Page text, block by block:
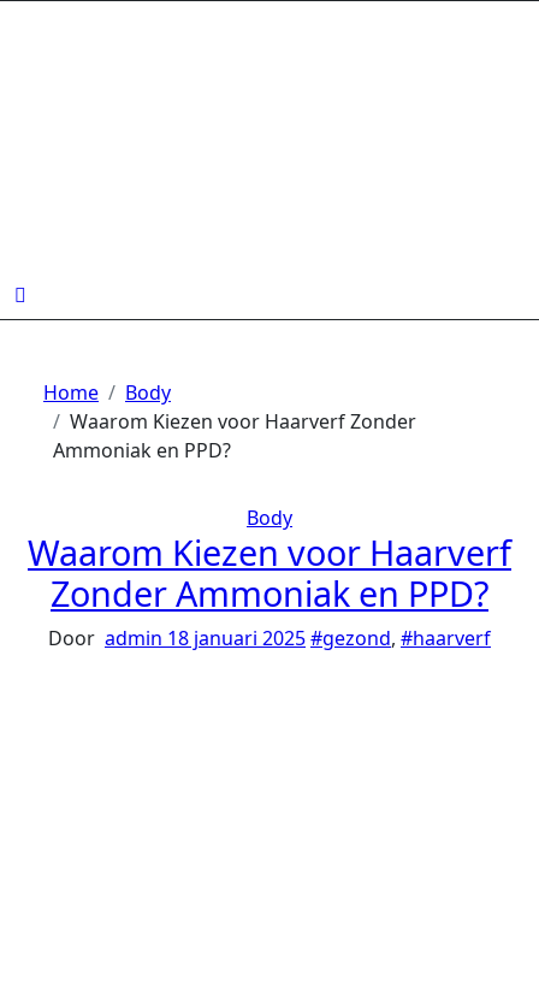
Home
Body
Waarom Kiezen voor Haarverf Zonder
Ammoniak en PPD?
Body
Waarom Kiezen voor Haarverf
Zonder Ammoniak en PPD?
Door admin 18 januari 2025#gezond, #haarverf